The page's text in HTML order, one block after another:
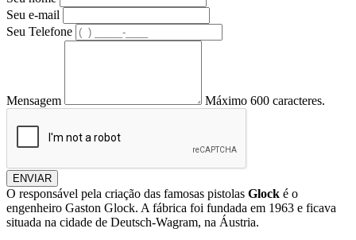
Seu e-mail
Seu Telefone
Mensagem Máximo 600 caracteres.
ENVIAR
O responsável pela criação das famosas pistolas Glock é o
engenheiro Gaston Glock. A fábrica foi fundada em 1963 e ficava
situada na cidade de Deutsch-Wagram, na Áustria.